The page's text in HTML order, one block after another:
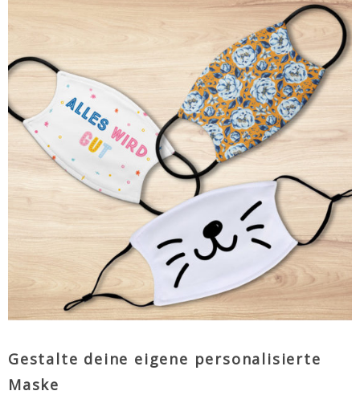
Gestalte deine eigene personalisierte
Maske